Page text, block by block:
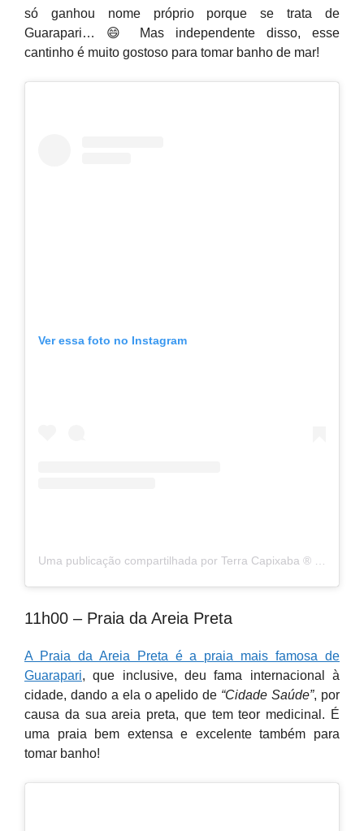
só ganhou nome próprio porque se trata de
Guarapari… 😄 Mas independente disso, esse
cantinho é muito gostoso para tomar banho de mar!
Ver essa foto no Instagram
11h00 – Praia da Areia Preta
A Praia da Areia Preta é a praia mais famosa de
Guarapari, que inclusive, deu fama internacional à
cidade, dando a ela o apelido de “Cidade Saúde”, por
causa da sua areia preta, que tem teor medicinal. É
uma praia bem extensa e excelente também para
tomar banho!